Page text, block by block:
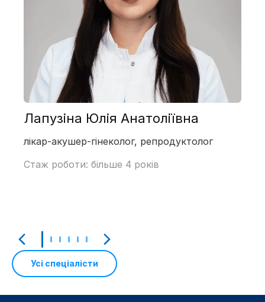
Лапузіна Юлія Анатоліївна
лікар-акушер-гінеколог, репродуктолог
Стаж роботи: більше 4 років
Усі спеціалісти